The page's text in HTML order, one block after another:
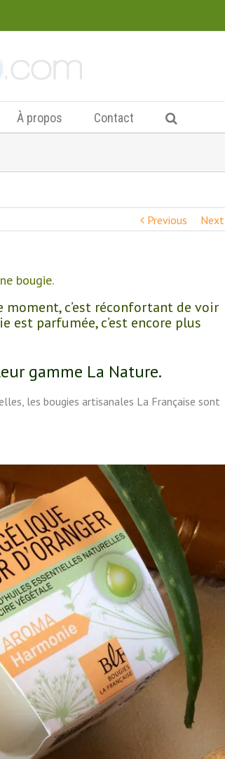
À propos Contact
Previous Next
bougie.
c’est réconfortant de voir
parfumée, c’est encore plus
gamme La Nature.
les bougies artisanales La Française sont